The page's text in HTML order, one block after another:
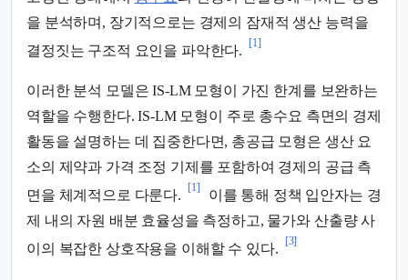
을 분석하며, 장기적으로는 경제의 잠재적 생산 능력을
결정짓는 구조적 요인을 파악한다.
[1]
이러한 분석 모델은 IS-LM 모형이 가진 한계를 보완하는
역할을 수행한다. IS-LM 모형이 주로 총수요 측면의 경제
활동을 설명하는 데 집중한다면, 총공급 모형은 생산 요
소의 제약과 가격 조정 기제를 포함하여 경제의 공급 측
면을 체계적으로 다룬다.
[1]
이를 통해 정책 입안자는 경
제 내의 자원 배분 효율성을 측정하고, 물가와 산출량 사
이의 복잡한 상호작용을 이해할 수 있다.
[3]